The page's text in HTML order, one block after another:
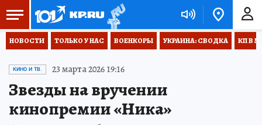
НОВОСТИ ТОЛЬКО У НАС ВОЕНКОРЫ УКРАИНА: СВОДКА КП В
КИНО И ТВ. 23 марта 2026 19:16
Звезды на вручении
кинопремии «Ника»